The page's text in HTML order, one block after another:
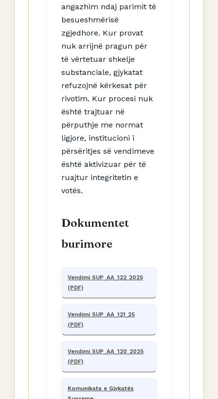
angazhim ndaj parimit të
besueshmërisë
zgjedhore. Kur provat
nuk arrijnë pragun për
të vërtetuar shkelje
substanciale, gjykatat
refuzojnë kërkesat për
rivotim. Kur procesi nuk
është trajtuar në
përputhje me normat
ligjore, institucioni i
përsëritjes së vendimeve
është aktivizuar për të
ruajtur integritetin e
votës.
Dokumentet
burimore
Vendimi SUP_AA_122_2025
(PDF)
Vendimi SUP_AA_121_25
(PDF)
Vendimi SUP_AA_120_2025
(PDF)
Komunikata e Gjykatës